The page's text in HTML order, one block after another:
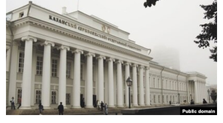
поиску
КАВКАЗ.РЕАЛИИ
СЕВЕР.РЕАЛИИ
СИБИРЬ.РЕАЛИИ
РАСПИСАНИЕ ВЕЩАНИЯ
ПОДПИШИТЕСЬ НА РАССЫЛКУ
СОЦИАЛЬНЫЕ СЕТИ